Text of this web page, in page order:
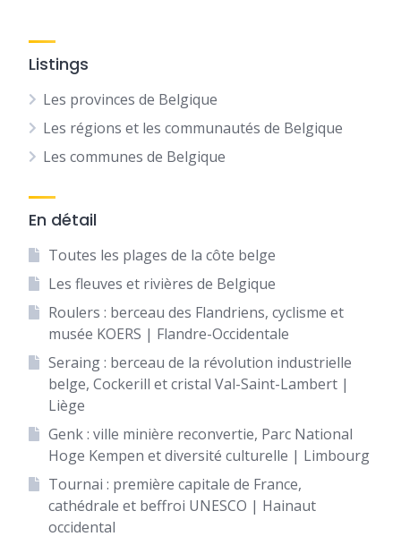
Listings
Les provinces de Belgique
Les régions et les communautés de Belgique
Les communes de Belgique
En détail
Toutes les plages de la côte belge
Les fleuves et rivières de Belgique
Roulers : berceau des Flandriens, cyclisme et
musée KOERS | Flandre-Occidentale
Seraing : berceau de la révolution industrielle
belge, Cockerill et cristal Val-Saint-Lambert |
Liège
Genk : ville minière reconvertie, Parc National
Hoge Kempen et diversité culturelle | Limbourg
Tournai : première capitale de France,
cathédrale et beffroi UNESCO | Hainaut
occidental